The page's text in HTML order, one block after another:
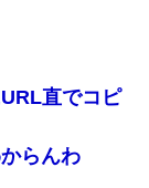
直でコピ
らんわ